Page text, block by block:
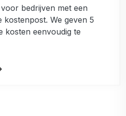
bedrijven met een
We geven 5
kosten eenvoudig te